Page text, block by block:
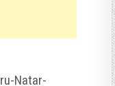
Natar-